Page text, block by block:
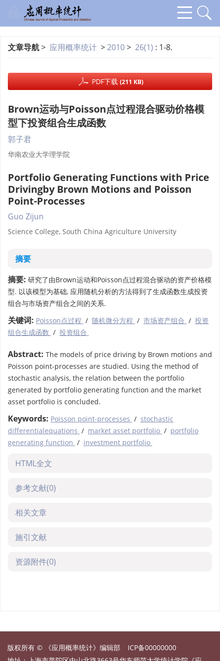
文章导航> 应用概率统计 >2010> 26(1) : 1-8.
PDF下载(211 KB)
Brown运动与Poisson点过程混合驱动价格模
型下投资组合生成函数
郭子君
华南农业大学理学院
Portfolio Generating Functions with Price
Drivingby Brown Motions and Poisson
Point-Processes
Guo Zijun
Science College, South China Agriculture University
摘要
摘要: 研究了由Brown运动和Poisson点过程混合驱动的资产价格模
型. 以该模型为基础, 应用随机分析的方法得到了生成函数生成投资
组合与市场资产组合之间的关系.
关键词: Poisson点过程 / 随机微分方程 / 市场资产组合 / 投资
组合生成函数 / 投资组合
Abstract: The models of price driving by Brown motions and
Poisson point-processes are studied. Using the method of
stochastic analysis, the relation between the portfolio
generated by portfolio generating function and the market
asset portfolio is concluded.
Keywords: Poisson point-processes / stochastic
differentialequations / market asset portfolio / portfolio
generating function / investment portfolio
HTML全文
参考文献(0)
相关文章
施引文献
资源附件(0)
版权所有 © 《应用概率统计》编辑部
ICP备00000000